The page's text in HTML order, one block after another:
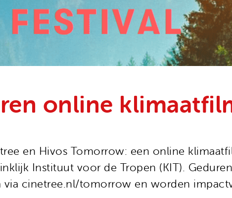
online
en Hivos Tomorrow: een online
Instituut voor de Tropen (KIT).
cinetree.nl/tomorrow en worden